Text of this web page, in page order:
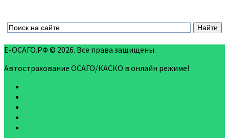
Е-ОСАГО.РФ © 2026. Все права защищены.
Автострахование ОСАГО/КАСКО в онлайн режиме!